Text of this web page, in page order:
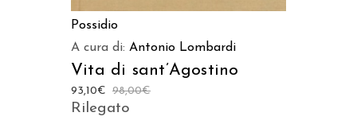
Possidio
A cura di: Antonio Lombardi
Vita di sant’Agostino
98,00€
93,10€
Rilegato